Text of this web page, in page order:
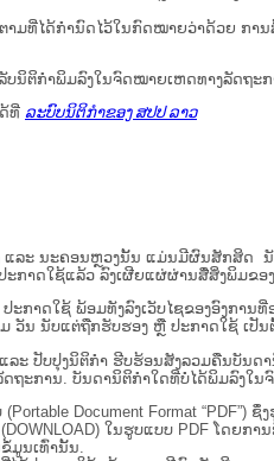
ມ​ທີ່​ໄດ້​ກຳ​ນົດ​ໄວ້​ໃນ​ກົດ​ໝາຍ​ວ່າ​ດ້ວຍ​ ກາ
ນິຕິກຳພິມລົງໃນຈົດໝາຍເຫດທາງລັດຖະ
ທີ່ ລະບົບນິຕິກຳຂອງ ສປປ ລາວ
ລະ ນະຄອນຫຼວງນັ້ນ ແມ່ນມີຜົນສັກສິດ
າດໃຊ້ແລ້ວ ລົງ​ເຜີຍແຜ່​ຜ່ານ​ສື່ສິ່ງພິມຂອ
າດໃຊ້ ພ້ອມທັງລົງເວັບໄຊຂອງອົງກ
ວັນ ນັບແຕ່ຖືກຮັບຮອງ ຫຼື ປະກາດໃຊ້ ເປັນ
ປັບ​ປຸງນິ​ຕິ​ກຳ ຮີບຮ້ອນສັງລວມຄືນບັນ
ະການ. ບັນ​ດາ​ນິ​ຕິ​ກຳ​ໃດ​ທີ່ບໍ່​ໄດ້​ພິມ​ລົງ​ໃ
Document Format
ໃນຮູບແບບ PDF ໂດຍ
ມູນເທົ່ານັ້ນ.